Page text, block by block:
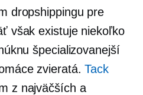
dropshippingu pre
však existuje niekoľko
špecializovanejší
zvieratá.Tack
z najväčších a